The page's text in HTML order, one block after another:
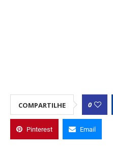
COMPARTILHE 0
Pinterest Email